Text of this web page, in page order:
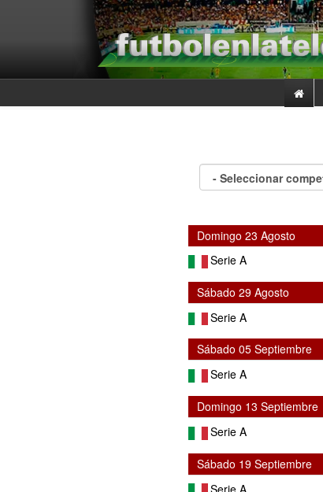
Domingo 23 Agosto
Serie A
Sábado 29 Agosto
Serie A
Sábado 05 Septiembre
Serie A
Domingo 13 Septiembre
Serie A
Sábado 19 Septiembre
Serie A